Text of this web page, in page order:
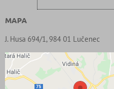
MAPA
J. Husa 694/1, 984 01 Lučenec